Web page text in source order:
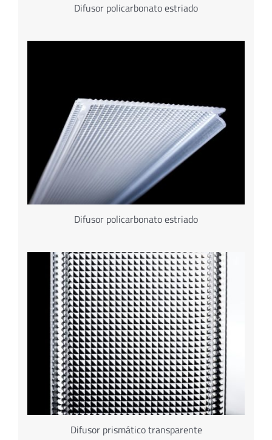
Difusor policarbonato estriado
Difusor policarbonato estriado
Difusor prismático transparente